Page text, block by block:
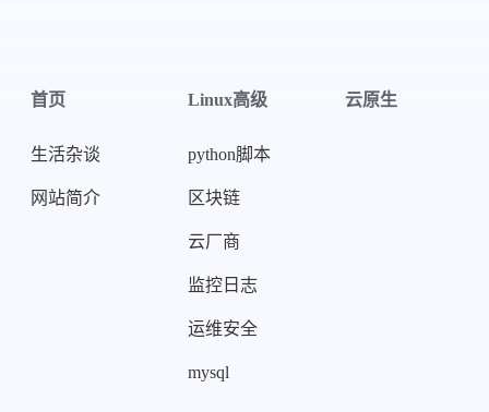
首页
生活杂谈
网站简介
Linux高级
python脚本
区块链
云厂商
监控日志
运维安全
mysql
云原生